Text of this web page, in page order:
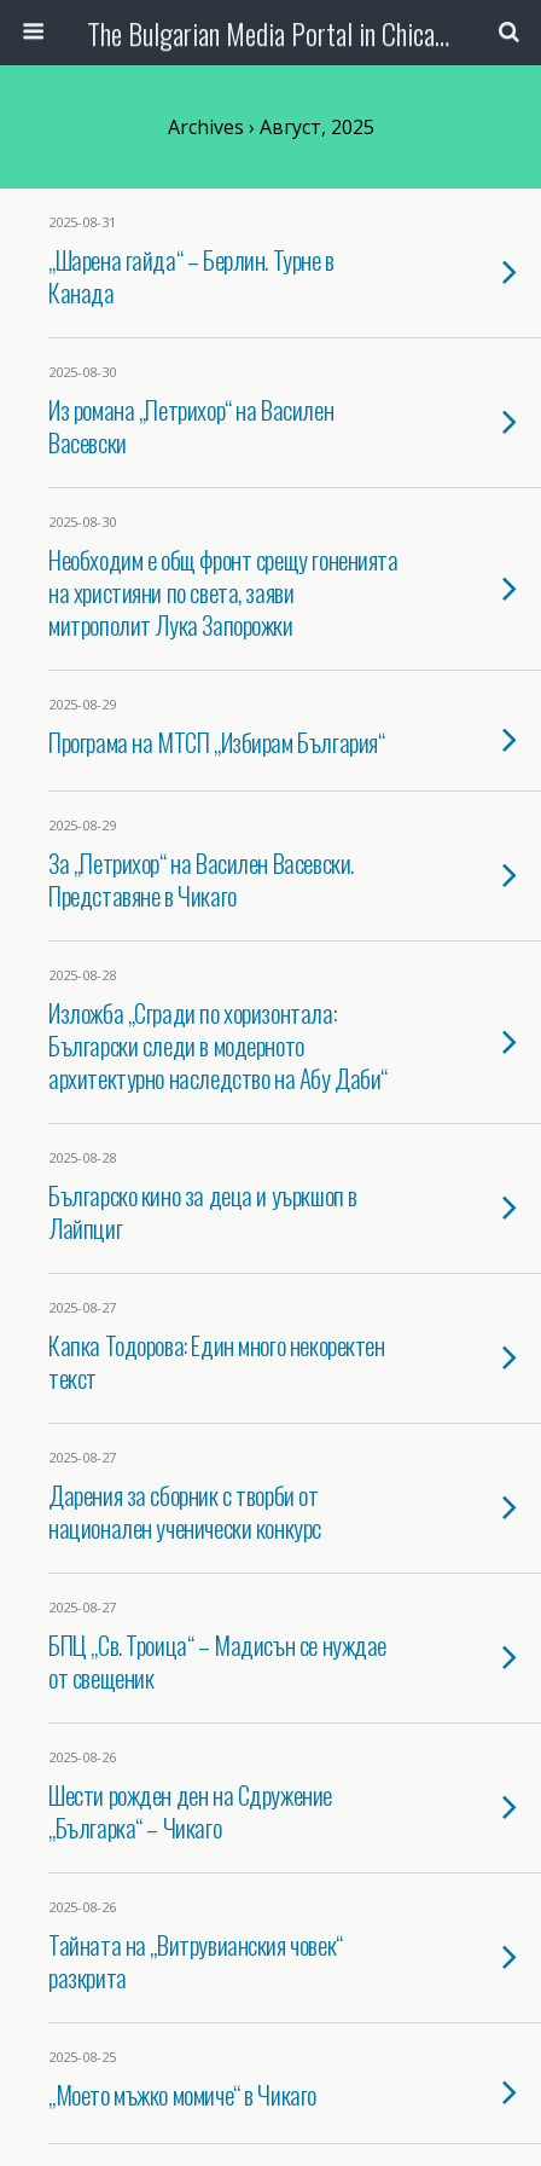
The Bulgarian Media Portal in Chicago
Archives › Август, 2025
2025-08-31
„Шарена гайда“ – Берлин. Турне в
Канада
2025-08-30
Из романа „Петрихор“ на Василен
Васевски
2025-08-30
Необходим е общ фронт срещу гоненията
на християни по света, заяви
митрополит Лука Запорожки
2025-08-29
Програма на МТСП „Избирам България“
2025-08-29
За „Петрихор“ на Василен Васевски.
Представяне в Чикаго
2025-08-28
Изложба „Сгради по хоризонтала:
Български следи в модерното
архитектурно наследство на Абу Даби“
2025-08-28
Българско кино за деца и уъркшоп в
Лайпциг
2025-08-27
Капка Тодорова: Един много некоректен
текст
2025-08-27
Дарения за сборник с творби от
национален ученически конкурс
2025-08-27
БПЦ „Св. Троица“ – Мадисън се нуждае
от свещеник
2025-08-26
Шести рожден ден на Сдружение
„Българка“ – Чикаго
2025-08-26
Тайната на „Витрувианския човек“
разкрита
2025-08-25
„Моето мъжко момиче“ в Чикаго